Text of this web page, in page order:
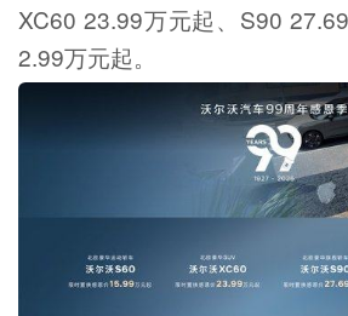
XC60 23.99万元起、S90
2.99万元起。